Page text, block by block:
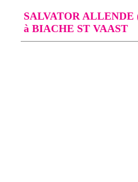
SALVATOR
à BIACHE ST VAAST